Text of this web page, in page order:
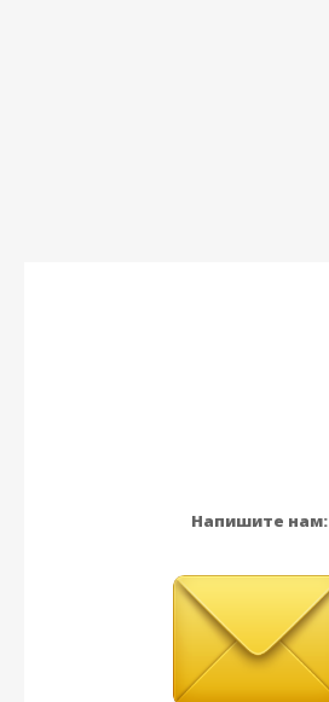
Напишите нам: